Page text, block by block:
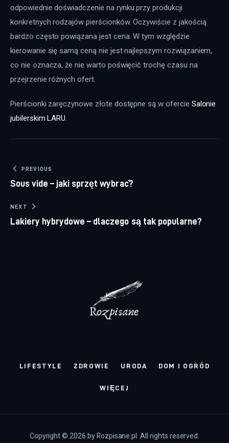
odpowiednie doświadczenie na rynku przy produkcji
konkretnych rodzajów pierścionków. Oczywiście z jakością
bardzo często powiązana jest cena. W tym względzie
kierowanie się samą ceną nie jest najlepszym rozwiązaniem,
co nie oznacza, że nie warto poświęcić trochę czasu na
przejrzenie różnych ofert.
Pierścionki zaręczynowe złote dostępne są w ofercie Salonie
jubilerskim LARU.
Nawigacja wpisu
PREVIOUS
Sous vide – jaki sprzęt wybrać?
NEXT
Lakiery hybrydowe – dlaczego są tak popularne?
LIFESTYLE ZDROWIE URODA DOM I OGRÓD
WIĘCEJ
Copyright © 2026 by Rozpisane.pl. All rights reserved.